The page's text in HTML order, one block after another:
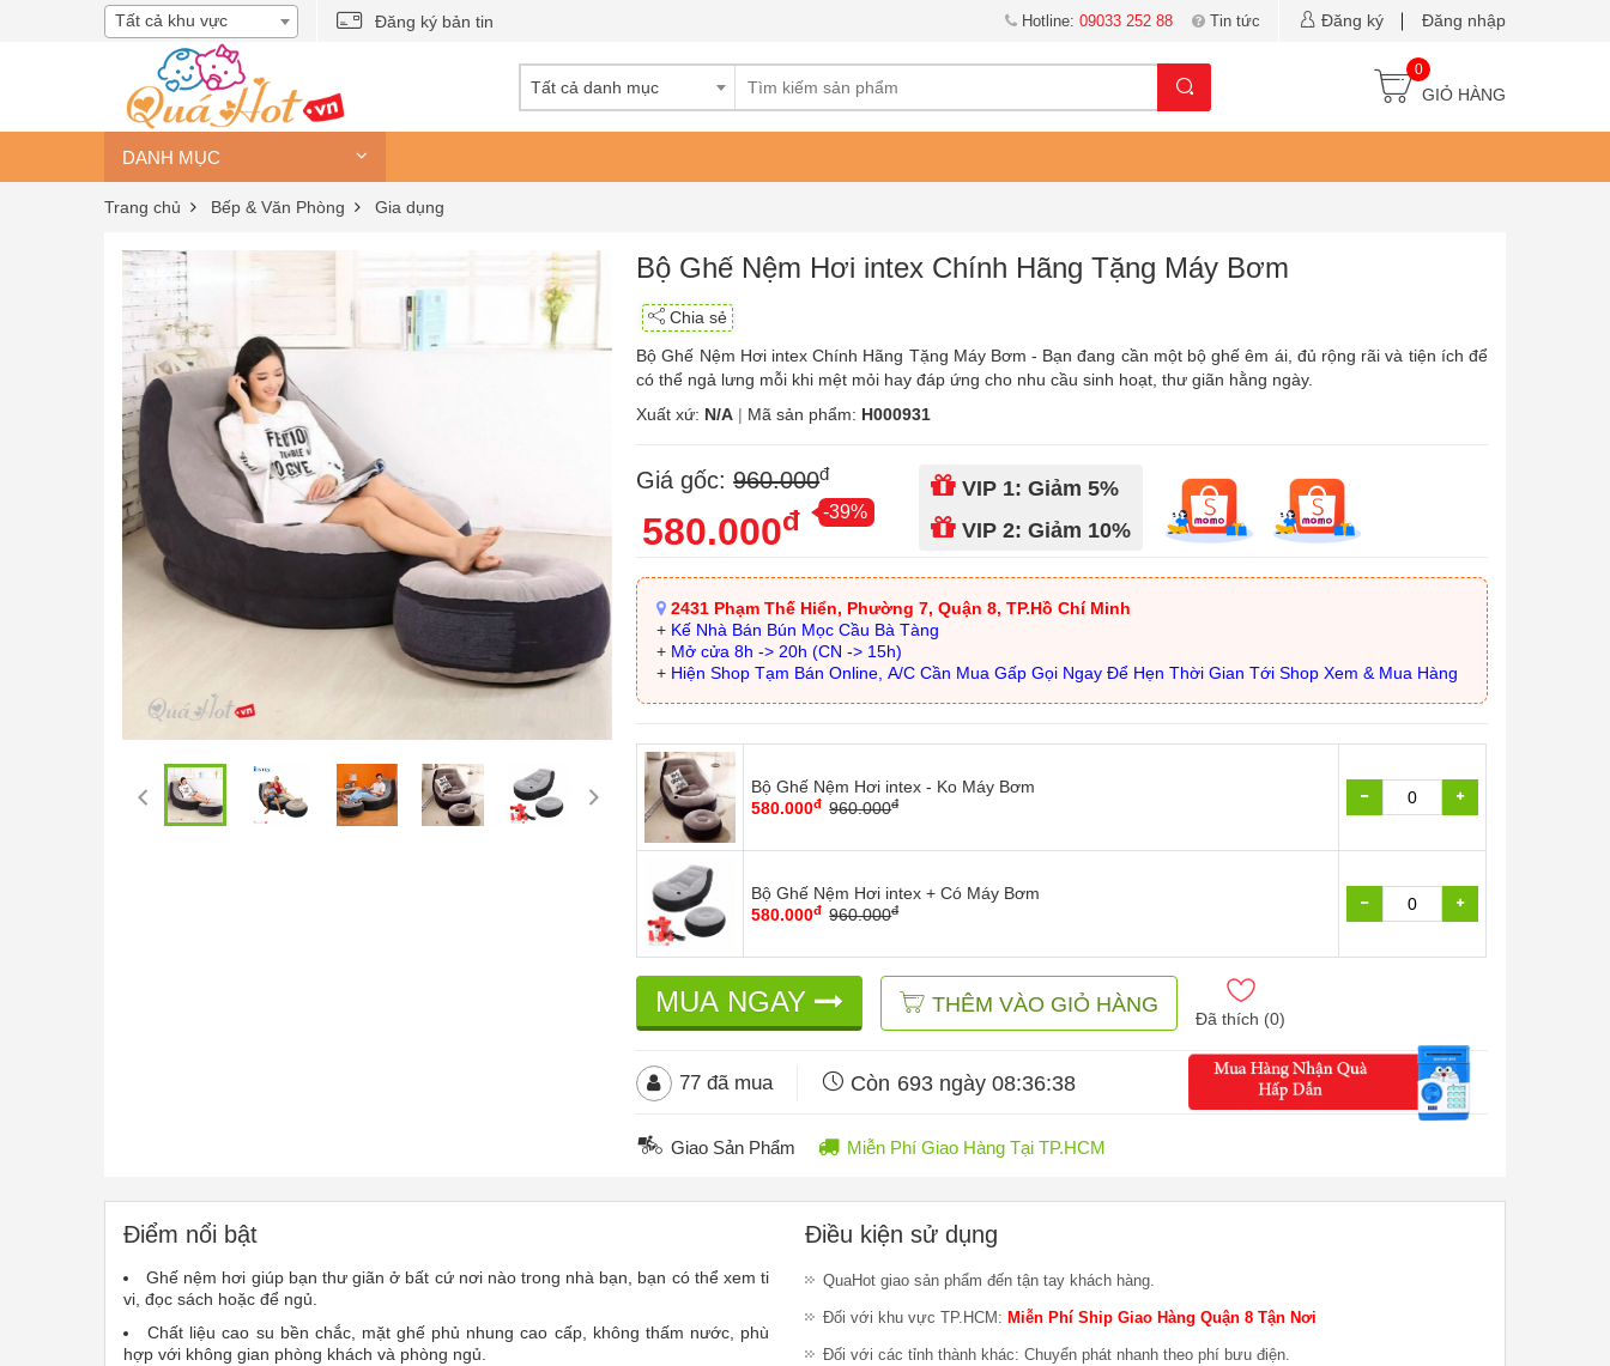
Tất cả khu vực Đăng ký bản tin Hotline: 09033 252 88 Tin tức Đăng ký Đăng nhập
Tất cả danh mục
0
GIỎ HÀNG
DANH MỤC
Trang chủ Bếp & Văn Phòng Gia dụng
Bộ Ghế Nệm Hơi intex Chính Hãng Tặng Máy Bơm
Chia sẻ
Bộ Ghế Nệm Hơi intex Chính Hãng Tặng Máy Bơm - Bạn đang cần một bộ ghế êm ái, đủ rộng rãi và tiện ích để
có thể ngả lưng mỗi khi mệt mỏi hay đáp ứng cho nhu cầu sinh hoạt, thư giãn hằng ngày.
Xuất xứ: N/A | Mã sản phẩm: H000931
Giá gốc:960.000đ
580.000đ -39%
VIP 1: Giảm 5%
VIP 2: Giảm 10%
2431 Phạm Thế Hiển, Phường 7, Quận 8, TP.Hồ Chí Minh
+ Kế Nhà Bán Bún Mọc Cầu Bà Tàng
+ Mở cửa 8h -> 20h (CN -> 15h)
+ Hiện Shop Tạm Bán Online, A/C Cần Mua Gấp Gọi Ngay Để Hẹn Thời Gian Tới Shop Xem & Mua Hàng
Bộ Ghế Nệm Hơi intex - Ko Máy Bơm
580.000đ 960.000đ
Bộ Ghế Nệm Hơi intex + Có Máy Bơm
580.000đ 960.000đ
MUA NGAY THÊM VÀO GIỎ HÀNG
Đã thích (0)
77đã mua Còn 693 ngày 08:36:35
Giao Sản Phẩm Miễn Phí Giao Hàng Tại TP.HCM
Điểm nổi bật
Ghế nệm hơi giúp bạn thư giãn ở bất cứ nơi nào trong nhà bạn, bạn có thể xem ti
vi, đọc sách hoặc để ngủ.
Chất liệu cao su bền chắc, mặt ghế phủ nhung cao cấp, không thấm nước, phù
hợp với không gian phòng khách và phòng ngủ.
Điều kiện sử dụng
QuaHot giao sản phẩm đến tận tay khách hàng.
Đối với khu vực TP.HCM: Miễn Phí Ship Giao Hàng Quận 8 Tận Nơi
Đối với các tỉnh thành khác: Chuyển phát nhanh theo phí bưu điện.